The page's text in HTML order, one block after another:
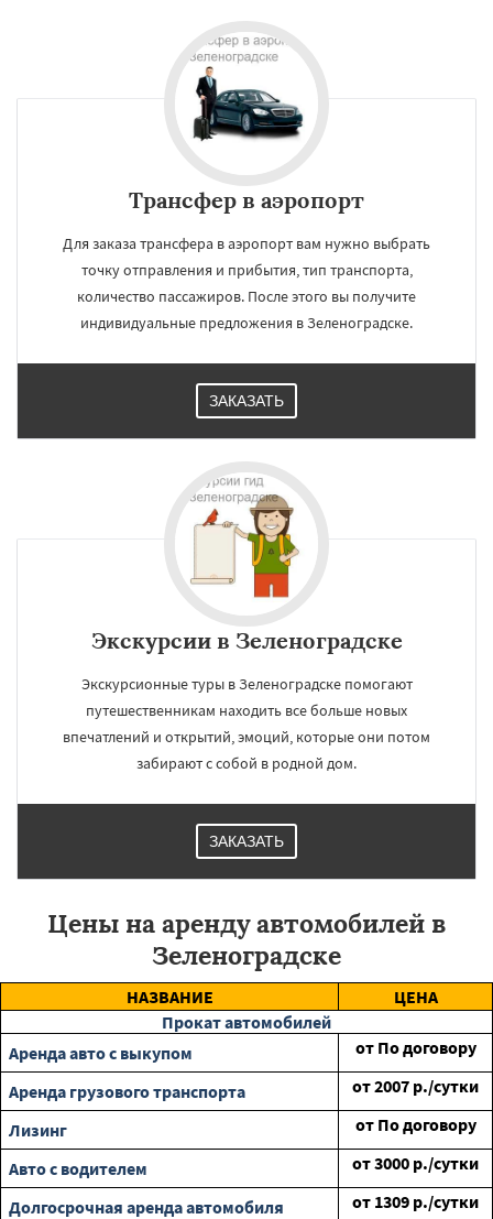
Трансфер в аэропорт
Для заказа трансфера в аэропорт вам нужно выбрать
точку отправления и прибытия, тип транспорта,
количество пассажиров. После этого вы получите
индивидуальные предложения в Зеленоградске.
ЗАКАЗАТЬ
Экскурсии в Зеленоградске
Экскурсионные туры в Зеленоградске помогают
путешественникам находить все больше новых
впечатлений и открытий, эмоций, которые они потом
забирают с собой в родной дом.
ЗАКАЗАТЬ
Цены на аренду автомобилей в
Зеленоградске
НАЗВАНИЕ
ЦЕНА
Прокат автомобилей
Аренда авто с выкупом
от По договору
Аренда грузового транспорта
от2007 р./сутки
Лизинг
от По договору
Авто с водителем
от3000 р./сутки
Долгосрочная аренда автомобиля
от 1309 р./сутки